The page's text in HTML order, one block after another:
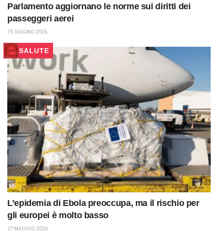
Parlamento aggiornano le norme sui diritti dei
passeggeri aerei
15 GIUGNO 2026
SALUTE
L’epidemia di Ebola preoccupa, ma il rischio per
gli europei è molto basso
27 MAGGIO 2026